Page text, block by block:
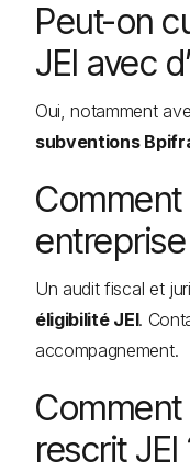
Peut-on
JEI avec
Oui, notamment
subventions
Comment
Un audit fiscal et
éligibilité JEI.
accompagnement.
rescrit JEI